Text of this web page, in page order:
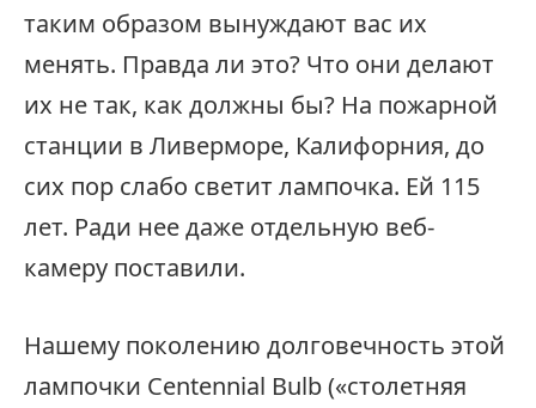
таким образом вынуждают вас их
менять. Правда ли это? Что они делают
их не так, как должны бы? На пожарной
станции в Ливерморе, Калифорния, до
сих пор слабо светит лампочка. Ей 115
лет. Ради нее даже отдельную веб-
камеру поставили.
Нашему поколению долговечность этой
лампочки Centennial Bulb («столетняя